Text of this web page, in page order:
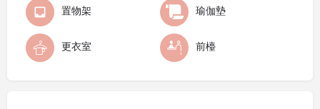
置物架 瑜伽墊
更衣室 前檯